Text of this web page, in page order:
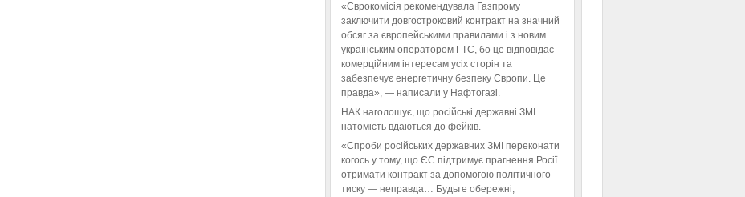
«Єврокомісія рекомендувала Газпрому
заключити довгостроковий контракт на значний
обсяг за європейськими правилами і з новим
українським оператором ГТС, бо це відповідає
комерційним інтересам усіх сторін та
забезпечує енергетичну безпеку Європи. Це
правда», — написали у Нафтогазі.
НАК наголошує, що російські державні ЗМІ
натомість вдаються до фейків.
«Спроби російських державних ЗМІ переконати
когось у тому, що ЄС підтримує прагнення Росії
отримати контракт за допомогою політичного
тиску — неправда… Будьте обережні,